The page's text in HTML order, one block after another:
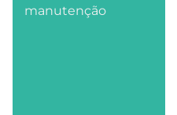
manutenção